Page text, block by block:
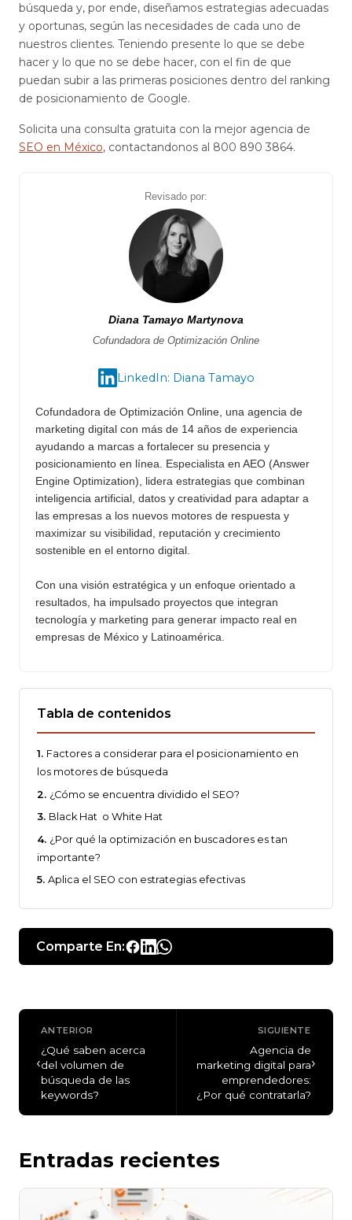
búsqueda y, por ende, diseñamos estrategias adecuadas
y oportunas, según las necesidades de cada uno de
nuestros clientes. Teniendo presente lo que se debe
hacer y lo que no se debe hacer, con el fin de que
puedan subir a las primeras posiciones dentro del ranking
de posicionamiento de Google.
Solicita una consulta gratuita con la mejor agencia de
SEO en México, contactandonos al 800 890 3864.
Revisado por:
Diana Tamayo Martynova
Cofundadora de Optimización Online
LinkedIn: Diana Tamayo
Cofundadora de Optimización Online, una agencia de
marketing digital con más de 14 años de experiencia
ayudando a marcas a fortalecer su presencia y
posicionamiento en línea. Especialista en AEO (Answer
Engine Optimization), lidera estrategias que combinan
inteligencia artificial, datos y creatividad para adaptar a
las empresas a los nuevos motores de respuesta y
maximizar su visibilidad, reputación y crecimiento
sostenible en el entorno digital.
Con una visión estratégica y un enfoque orientado a
resultados, ha impulsado proyectos que integran
tecnología y marketing para generar impacto real en
empresas de México y Latinoamérica.
Tabla de contenidos
Factores a considerar para el posicionamiento en
los motores de búsqueda
¿Cómo se encuentra dividido el SEO?
Black Hat o White Hat
¿Por qué la optimización en buscadores es tan
importante?
Aplica el SEO con estrategias efectivas
Comparte En:
‹
ANTERIOR
¿Qué saben acerca
del volumen de
búsqueda de las
keywords?
SIGUIENTE
Agencia de
marketing digital para
emprendedores:
¿Por qué contratarla?
›
Entradas recientes